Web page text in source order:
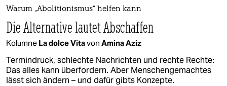
Warum „Abolitionismus“ helfen kann
Die Alternative lautet Abschaffen
Kolumne La dolce Vitavon Amina Aziz
Termindruck, schlechte Nachrichten und rechte Rechte:
Das alles kann überfordern. Aber Menschengemachtes
lässt sich ändern – und dafür gibts Konzepte.